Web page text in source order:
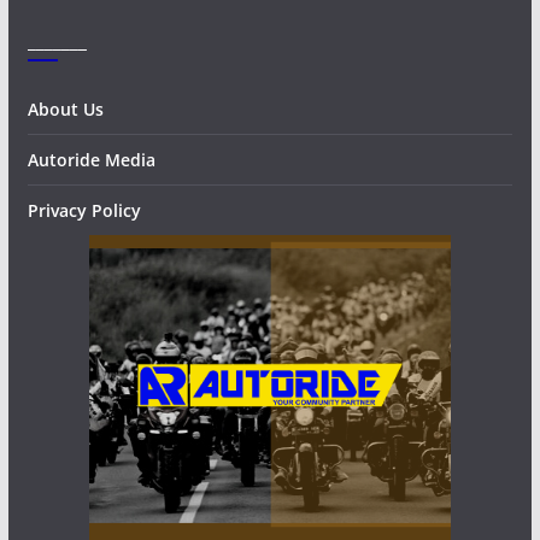
About Us
Autoride Media
Privacy Policy